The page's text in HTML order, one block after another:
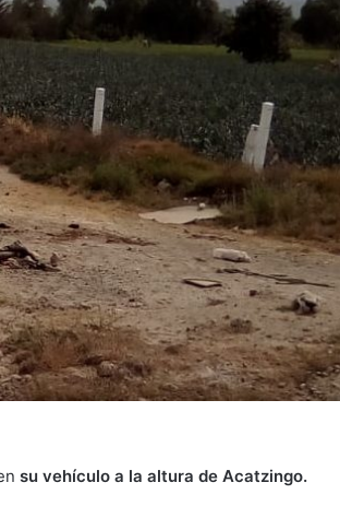
su vehículo a la altura de Acatzingo.